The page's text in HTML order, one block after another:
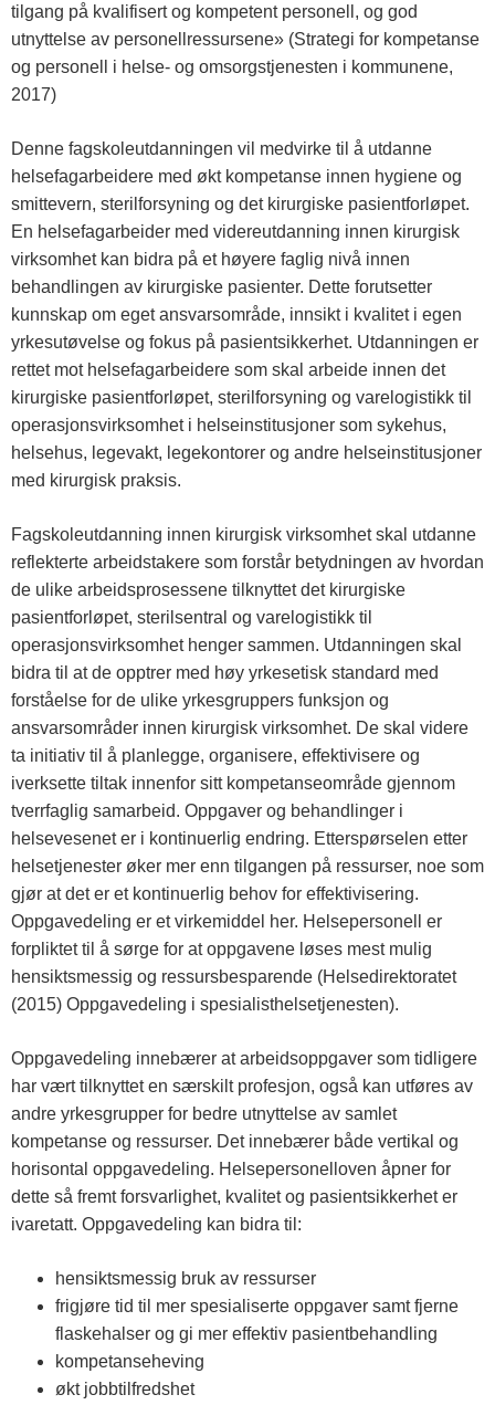
tilgang på kvalifisert og kompetent personell, og god
utnyttelse av personellressursene» (Strategi for kompetanse
og personell i helse- og omsorgstjenesten i kommunene,
2017)
Denne fagskoleutdanningen vil medvirke til å utdanne
helsefagarbeidere med økt kompetanse innen hygiene og
smittevern, sterilforsyning og det kirurgiske pasientforløpet.
En helsefagarbeider med videreutdanning innen kirurgisk
virksomhet kan bidra på et høyere faglig nivå innen
behandlingen av kirurgiske pasienter. Dette forutsetter
kunnskap om eget ansvarsområde, innsikt i kvalitet i egen
yrkesutøvelse og fokus på pasientsikkerhet. Utdanningen er
rettet mot helsefagarbeidere som skal arbeide innen det
kirurgiske pasientforløpet, sterilforsyning og varelogistikk til
operasjonsvirksomhet i helseinstitusjoner som sykehus,
helsehus, legevakt, legekontorer og andre helseinstitusjoner
med kirurgisk praksis.
Fagskoleutdanning innen kirurgisk virksomhet skal utdanne
reflekterte arbeidstakere som forstår betydningen av hvordan
de ulike arbeidsprosessene tilknyttet det kirurgiske
pasientforløpet, sterilsentral og varelogistikk til
operasjonsvirksomhet henger sammen. Utdanningen skal
bidra til at de opptrer med høy yrkesetisk standard med
forståelse for de ulike yrkesgruppers funksjon og
ansvarsområder innen kirurgisk virksomhet. De skal videre
ta initiativ til å planlegge, organisere, effektivisere og
iverksette tiltak innenfor sitt kompetanseområde gjennom
tverrfaglig samarbeid. Oppgaver og behandlinger i
helsevesenet er i kontinuerlig endring. Etterspørselen etter
helsetjenester øker mer enn tilgangen på ressurser, noe som
gjør at det er et kontinuerlig behov for effektivisering.
Oppgavedeling er et virkemiddel her. Helsepersonell er
forpliktet til å sørge for at oppgavene løses mest mulig
hensiktsmessig og ressursbesparende (Helsedirektoratet
(2015) Oppgavedeling i spesialisthelsetjenesten).
Oppgavedeling innebærer at arbeidsoppgaver som tidligere
har vært tilknyttet en særskilt profesjon, også kan utføres av
andre yrkesgrupper for bedre utnyttelse av samlet
kompetanse og ressurser. Det innebærer både vertikal og
horisontal oppgavedeling. Helsepersonelloven åpner for
dette så fremt forsvarlighet, kvalitet og pasientsikkerhet er
ivaretatt. Oppgavedeling kan bidra til:
hensiktsmessig bruk av ressurser
frigjøre tid til mer spesialiserte oppgaver samt fjerne
flaskehalser og gi mer effektiv pasientbehandling
kompetanseheving
økt jobbtilfredshet